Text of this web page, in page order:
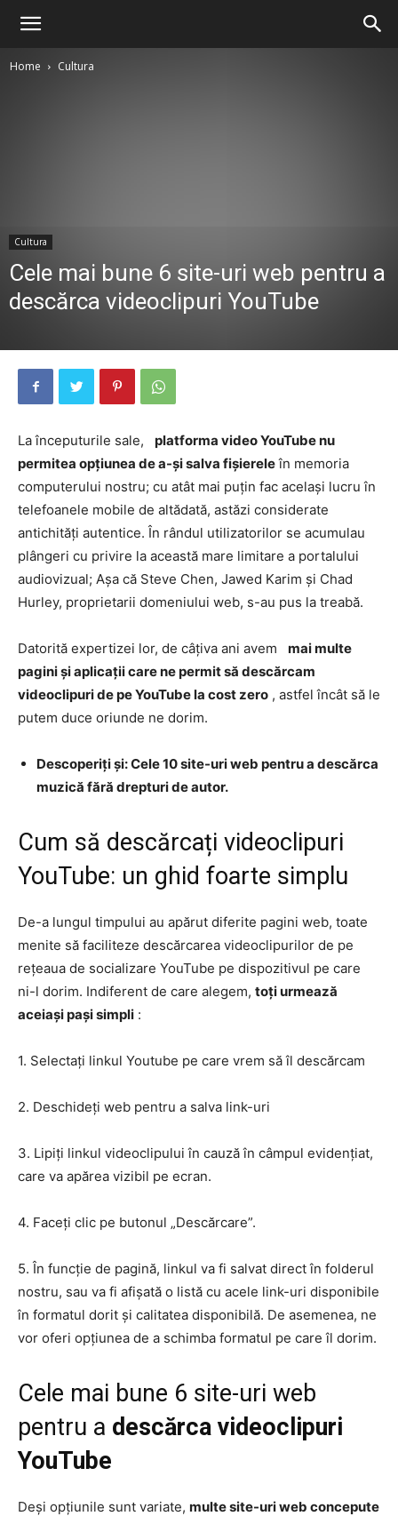
Home Cultura
Cultura
Cele mai bune 6 site-uri web pentru a
descărca videoclipuri YouTube
La începuturile sale, platforma video YouTube nu
permitea opțiunea de a-și salva fișiereleîn memoria
computerului nostru; cu atât mai puțin fac același lucru în
telefoanele mobile de altădată, astăzi considerate
antichități autentice. În rândul utilizatorilor se acumulau
plângeri cu privire la această mare limitare a portalului
audiovizual; Așa că Steve Chen, Jawed Karim și Chad
Hurley, proprietarii domeniului web, s-au pus la treabă.
Datorită expertizei lor, de câțiva ani avem mai multe
pagini și aplicații care ne permit să descărcam
videoclipuri de pe YouTube la cost zero , astfel încât să le
putem duce oriunde ne dorim.
Descoperiți și: Cele 10 site-uri web pentru a descărca
muzică fără drepturi de autor.
Cum să descărcați videoclipuri
YouTube: un ghid foarte simplu
De-a lungul timpului au apărut diferite pagini web, toate
menite să faciliteze descărcarea videoclipurilor de pe
rețeaua de socializare YouTube pe dispozitivul pe care
ni-l dorim. Indiferent de care alegem, toți urmează
aceiași pași simpli :
1. Selectați linkul Youtube pe care vrem să îl descărcam
2. Deschideți web pentru a salva link-uri
3. Lipiți linkul videoclipului în cauză în câmpul evidențiat,
care va apărea vizibil pe ecran.
4. Faceți clic pe butonul „Descărcare”.
5. În funcție de pagină, linkul va fi salvat direct în folderul
nostru, sau va fi afișată o listă cu acele link-uri disponibile
în formatul dorit și calitatea disponibilă. De asemenea, ne
vor oferi opțiunea de a schimba formatul pe care îl dorim.
Cele mai bune 6 site-uri web
pentru a descărca videoclipuri
YouTube
Deși opțiunile sunt variate, multe site-uri web concepute